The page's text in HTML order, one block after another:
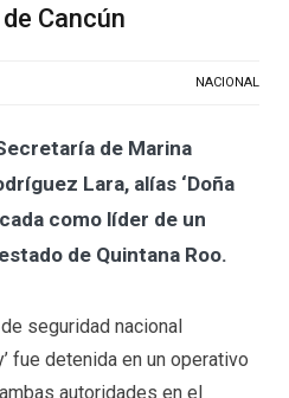
Cancún
NACIONAL
de Marina
Lara, alías ‘Doña
como líder de un
de Quintana Roo.
seguridad nacional
fue detenida en un operativo
autoridades en el